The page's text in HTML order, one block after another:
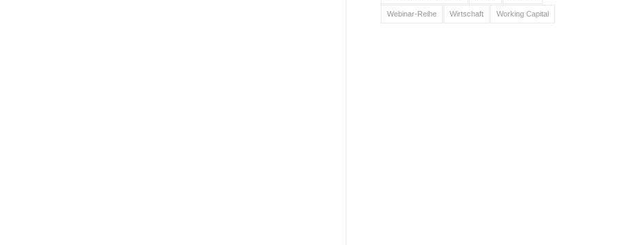
Webinar-Reihe Wirtschaft Working Capital